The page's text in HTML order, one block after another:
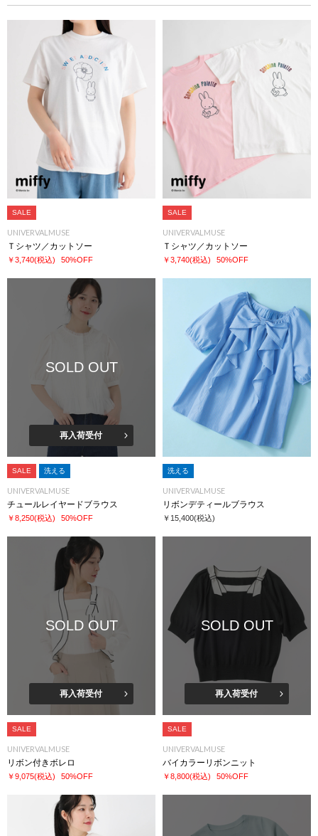
SALE
UNIVERVALMUSE
Ｔシャツ／カットソー
￥3,740(税込) 50%OFF
SALE
UNIVERVALMUSE
Ｔシャツ／カットソー
￥3,740(税込) 50%OFF
SOLD OUT
再入荷受付
SALE 洗える
UNIVERVALMUSE
チュールレイヤードブラウス
￥8,250(税込) 50%OFF
洗える
UNIVERVALMUSE
リボンデティールブラウス
￥15,400(税込)
SOLD OUT
再入荷受付
SALE
UNIVERVALMUSE
リボン付きボレロ
￥9,075(税込) 50%OFF
SOLD OUT
再入荷受付
SALE
UNIVERVALMUSE
バイカラーリボンニット
￥8,800(税込) 50%OFF